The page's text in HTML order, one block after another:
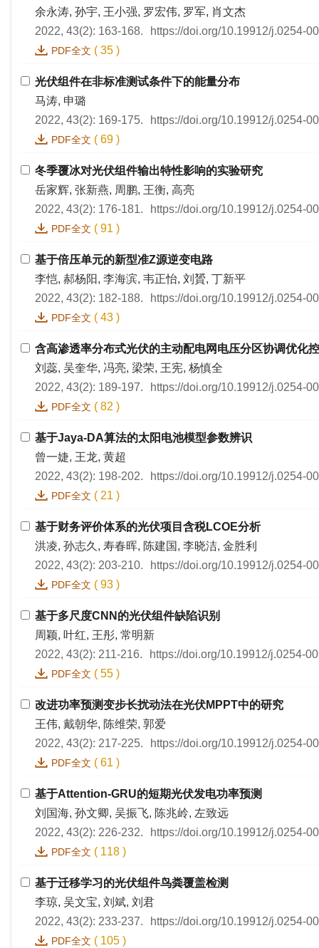
余永涛, 孙宇, 王小强, 罗宏伟, 罗军, 肖文杰
2022, 43(2): 163-168.
https://doi.org/10.19912/j.0254-
PDF全文 ( 35 )
光伏组件在非标准测试条件下的能量分布
马涛, 申璐
2022, 43(2): 169-175.
https://doi.org/10.19912/j.0254-
PDF全文 ( 69 )
冬季覆冰对光伏组件输出特性影响的实验研究
岳家辉, 张新燕, 周鹏, 王衡, 高亮
2022, 43(2): 176-181.
https://doi.org/10.19912/j.0254-
PDF全文 ( 91 )
基于倍压单元的新型准Z源逆变电路
李恺, 郝杨阳, 李海滨, 韦正怡, 刘贇, 丁新平
2022, 43(2): 182-188.
https://doi.org/10.19912/j.0254-
PDF全文 ( 43 )
含高渗透率分布式光伏的主动配电网电压分区协调优化
刘蕊, 吴奎华, 冯亮, 梁荣, 王宪, 杨慎全
2022, 43(2): 189-197.
https://doi.org/10.19912/j.0254-
PDF全文 ( 82 )
基于Jaya-DA算法的太阳电池模型参数辨识
曾一婕, 王龙, 黄超
2022, 43(2): 198-202.
https://doi.org/10.19912/j.0254-
PDF全文 ( 21 )
基于财务评价体系的光伏项目含税LCOE分析
洪凌, 孙志久, 寿春晖, 陈建国, 李晓洁, 金胜利
2022, 43(2): 203-210.
https://doi.org/10.19912/j.0254-
PDF全文 ( 93 )
基于多尺度CNN的光伏组件缺陷识别
周颖, 叶红, 王彤, 常明新
2022, 43(2): 211-216.
https://doi.org/10.19912/j.0254-
PDF全文 ( 55 )
改进功率预测变步长扰动法在光伏MPPT中的研究
王伟, 戴朝华, 陈维荣, 郭爱
2022, 43(2): 217-225.
https://doi.org/10.19912/j.0254-
PDF全文 ( 61 )
基于Attention-GRU的短期光伏发电功率预测
刘国海, 孙文卿, 吴振飞, 陈兆岭, 左致远
2022, 43(2): 226-232.
https://doi.org/10.19912/j.0254-
PDF全文 ( 118 )
基于迁移学习的光伏组件鸟粪覆盖检测
李琼, 吴文宝, 刘斌, 刘君
2022, 43(2): 233-237.
https://doi.org/10.19912/j.0254-
PDF全文 ( 105 )